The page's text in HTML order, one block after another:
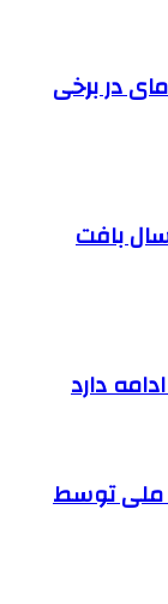
در برخی
کوچی: یک ساختمان در ۱۵ سال بافت
دارد
نهضت ملی توسط